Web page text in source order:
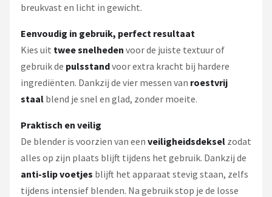
breukvast en licht in gewicht.
Eenvoudig in gebruik, perfect resultaat
Kies uit twee snelheden voor de juiste textuur of
gebruik de pulsstandvoor extra kracht bij hardere
ingrediënten. Dankzij de vier messen van roestvrij
staal blend je snel en glad, zonder moeite.
Praktisch en veilig
De blender is voorzien van een veiligheidsdeksel zodat
alles op zijn plaats blijft tijdens het gebruik. Dankzij de
anti-slip voetjes blijft het apparaat stevig staan, zelfs
tijdens intensief blenden. Na gebruik stop je de losse